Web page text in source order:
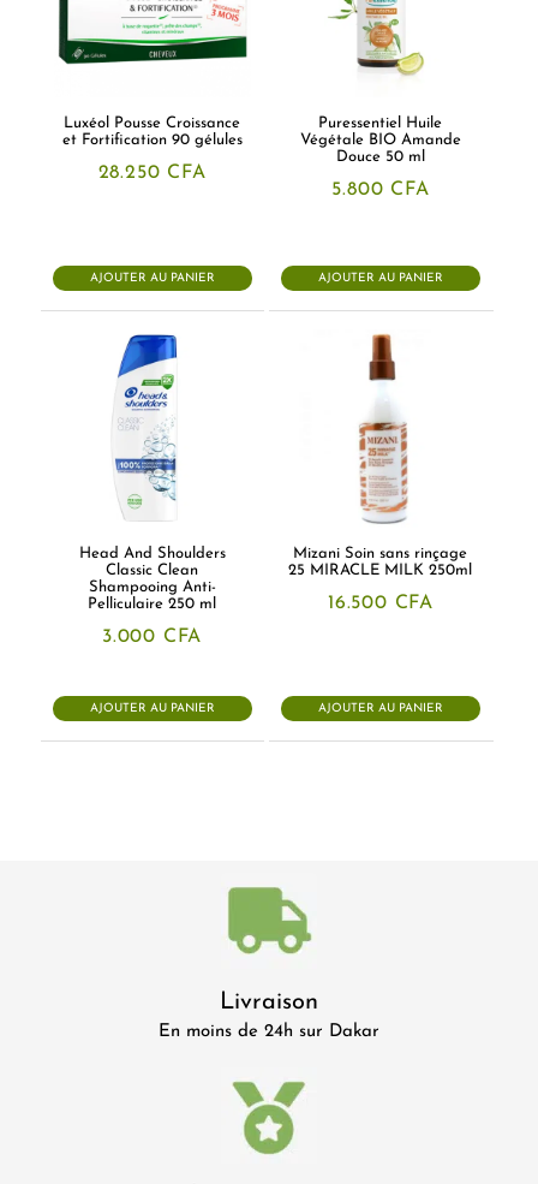
Luxéol Pousse Croissance
et Fortification 90 gélules
28.250 CFA
AJOUTER AU PANIER
Puressentiel Huile
Végétale BIO Amande
Douce 50 ml
5.800 CFA
AJOUTER AU PANIER
Head And Shoulders
Classic Clean
Shampooing Anti-
Pelliculaire 250 ml
3.000 CFA
AJOUTER AU PANIER
Mizani Soin sans rinçage
25 MIRACLE MILK 250ml
16.500 CFA
AJOUTER AU PANIER
Livraison
En moins de 24h sur Dakar